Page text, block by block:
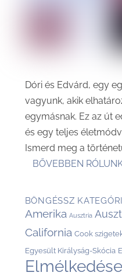
Dóri és Edvárd, egy
vagyunk, akik
egymásnak. Ez az út
és egy teljes
Ismerd meg a
BŐVEBBEN
BÖNGÉSSZ
Amerika Ausztria
California Cook
Egyesült Királyság-Skócia